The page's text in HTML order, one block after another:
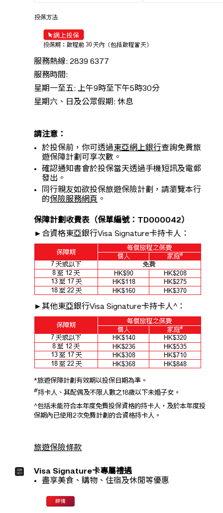
服務熱線: 2839 6377
服務時間:
星期一至五: 上午9時至下午5時30分
星期六、日及公眾假期: 休息
請注意：
於投保前，你可透過東亞網上銀行查詢免費旅
遊保障計劃可享次數。
確認通知書會於投保當天透過手機短訊及電郵
發出。
同行親友如欲投保旅遊保險計劃，請瀏覽本行
的保險服務網頁 。
保障計劃收費表（保單編號：TD000042）
►合資格東亞銀行Visa Signature卡持卡人：
►其他東亞銀行Visa Signature卡持卡人^：
*旅遊保障計劃有效期以投保日期為準。
#持卡人、其配偶及不限人數之18歲以下未婚子女。
^包括未能符合本年度免費投保資格的持卡人，及於本年度投
保期內已使用2次免費計劃的合資格持卡人。
旅遊保險條款
Visa Signature卡專屬禮遇
盡享美食、購物、住宿及休閒等優惠